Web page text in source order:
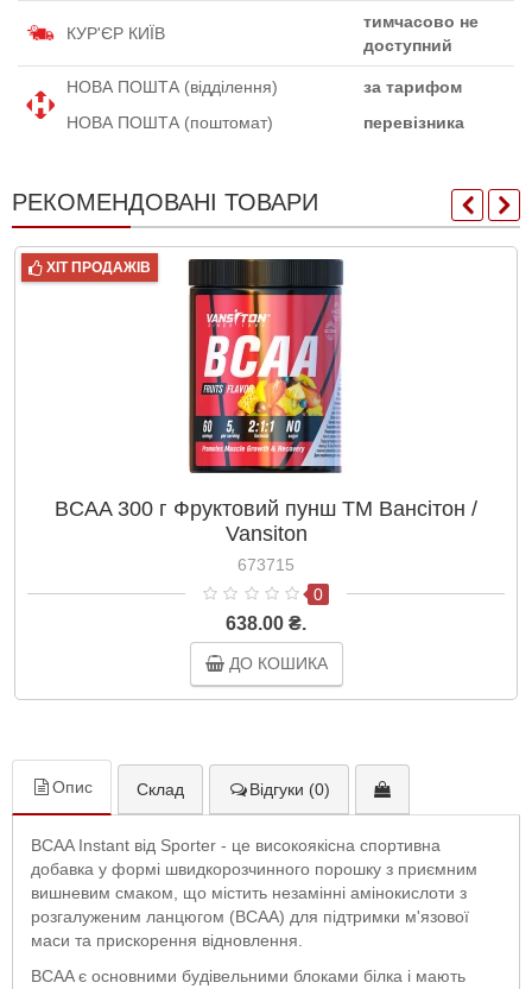
КУР'ЄР КИЇВ
тимчасово не
доступний
НОВА ПОШТА (відділення)
за тарифом
НОВА ПОШТА (поштомат)
перевізника
РЕКОМЕНДОВАНІ ТОВАРИ
ХІТ ПРОДАЖІВ
BCAA 300 г Фруктовий пунш ТМ Вансітон /
Vansiton
673715
0
638.00 ₴.
ДО КОШИКА
Опис Склад Відгуки (0)
BCAA Instant від Sporter - це високоякісна спортивна
добавка у формі швидкорозчинного порошку з приємним
вишневим смаком, що містить незамінні амінокислоти з
розгалуженим ланцюгом (BCAA) для підтримки м'язової
маси та прискорення відновлення.
BCAA є основними будівельними блоками білка і мають